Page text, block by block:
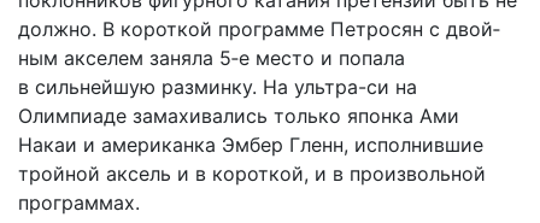
должно. В короткой программе Петросян с двой­
ным акселем заняла 5‑е место и попала
в сильнейшую разминку. На ультра-си на
Олимпиаде замахивались только японка Ами
Накаи и американка Эмбер Гленн, исполнившие
тройной аксель и в короткой, и в произвольной
программах.